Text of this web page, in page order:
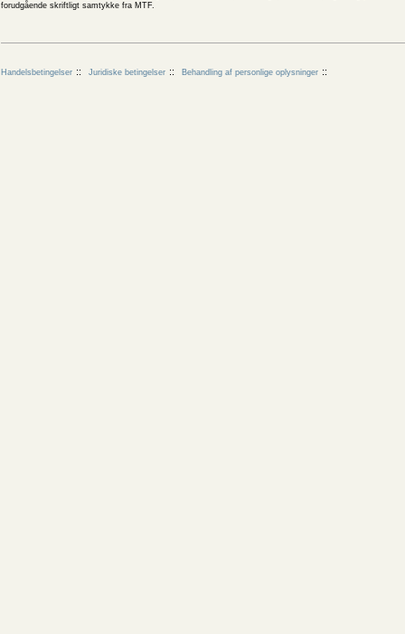
forudgående skriftligt samtykke fra MTF.
Handelsbetingelser Juridiske betingelser Behandling af personlige oplysninger